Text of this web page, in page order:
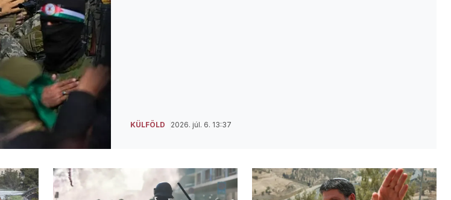
KÜLFÖLD 2026. júl. 6. 13:37